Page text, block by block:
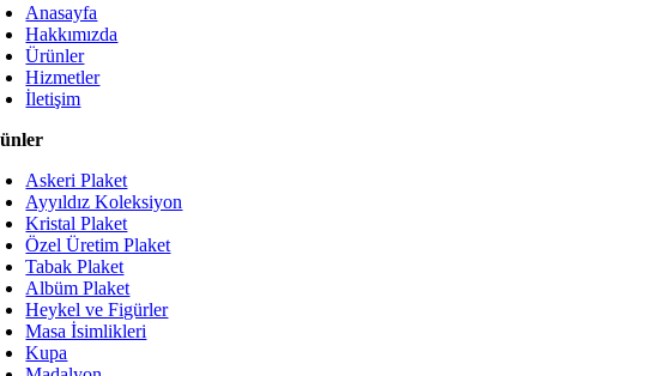
Anasayfa
Hakkımızda
Ürünler
Hizmetler
İletişim
Askeri Plaket
Ayyıldız Koleksiyon
Kristal Plaket
Özel Üretim Plaket
Tabak Plaket
Albüm Plaket
Heykel ve Figürler
Masa İsimlikleri
Kupa